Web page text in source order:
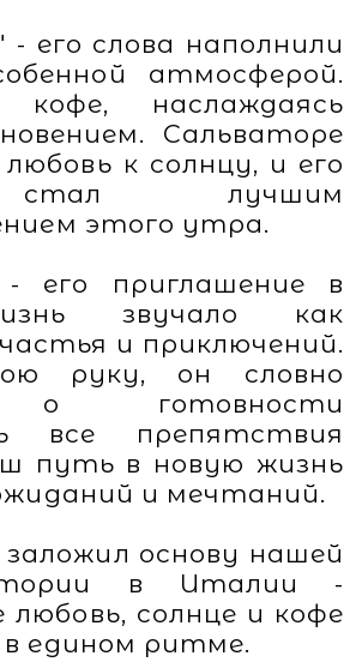
- его слова наполнили
атмосферой.
наслаждаясь
Сальваторе
к солнцу, и его
лучшим
этого утра.
- его приглашение в
звучало как
и приключений.
руку, он словно
о готовности
все препятствия
путь в новую жизнь
и мечтаний.
основу нашей
в Италии -
любовь, солнце и кофе
едином ритме.